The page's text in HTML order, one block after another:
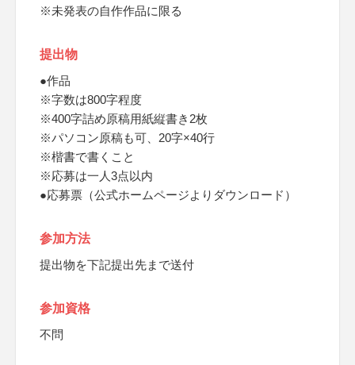
※未発表の自作作品に限る
提出物
●作品
※字数は800字程度
※400字詰め原稿用紙縦書き2枚
※パソコン原稿も可、20字×40行
※楷書で書くこと
※応募は一人3点以内
●応募票（公式ホームページよりダウンロード）
参加方法
提出物を下記提出先まで送付
参加資格
不問